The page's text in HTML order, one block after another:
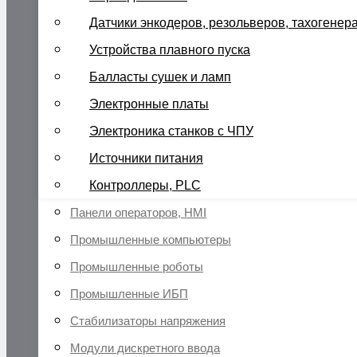
Датчики энкодеров, резольверов,
Устройства плавного пуска
Балласты сушек и ламп
Электронные платы
Электроника станков с ЧПУ
Источники питания
Контроллеры, PLC
Панели операторов, HMI
Промышленные компьютеры
Промышленные роботы
Промышленные ИБП
Стабилизаторы напряжения
Модули дискретного ввода